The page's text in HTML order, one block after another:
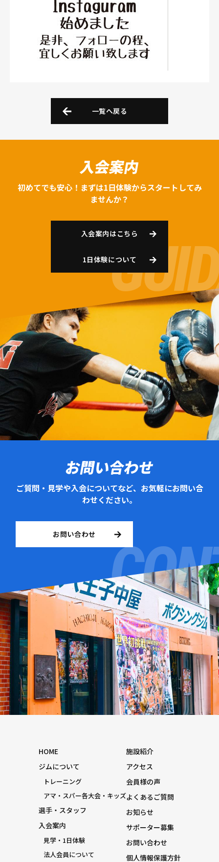
一覧へ戻る
入会案内
初めてでも安心！まずは1日体験からスタートしてみ
ませんか？
入会案内はこちら
1日体験について
お問い合わせ
ご質問・見学や入会についてなど、お気軽にお問い合
わせください。
お問い合わせ
HOME
ジムについて
トレーニング
アマ・スパー各大会・キッズ
選手・スタッフ
入会案内
見学・1日体験
法人会員について
施設紹介
アクセス
会員様の声
よくあるご質問
お知らせ
サポーター募集
お問い合わせ
個人情報保護方針